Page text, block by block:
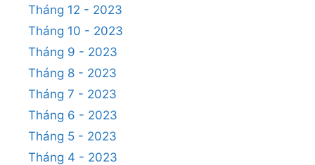
Tháng 12 - 2023
Tháng 10 - 2023
Tháng 9 - 2023
Tháng 8 - 2023
Tháng 7 - 2023
Tháng 6 - 2023
Tháng 5 - 2023
Tháng 4 - 2023